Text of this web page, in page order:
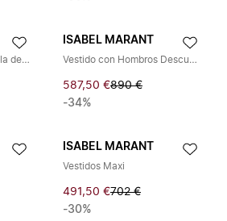
Vestido Franzy de mezcla de algodón
ISABEL MARANT
Vestido con Hombros Descubiertos Oxani
587,50 €890 €
-34%
ISABEL MARANT
Vestidos Maxi
491,50 €702 €
-30%